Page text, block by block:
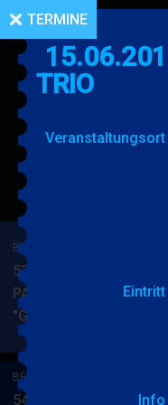
BERRY BLUE & BAND
53. JAZZ Matinee in den
PARKSIDE STUDIOS
"Gypsy Jazz"
BERRY BLUE & BAND
54. JAZZ Matinee in den
TERMINE
TRIO
Veranstaltungsort
Eintritt
Info